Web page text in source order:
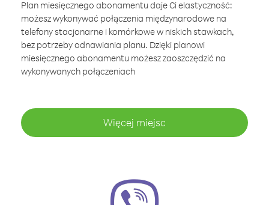
Plan miesięcznego abonamentu daje Ci elastyczność:
możesz wykonywać połączenia międzynarodowe na
telefony stacjonarne i komórkowe w niskich stawkach,
bez potrzeby odnawiania planu. Dzięki planowi
miesięcznego abonamentu możesz zaoszczędzić na
wykonywanych połączeniach
Więcej miejsc